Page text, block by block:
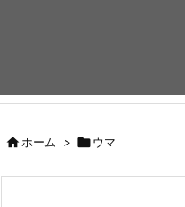
ホーム > ウマ